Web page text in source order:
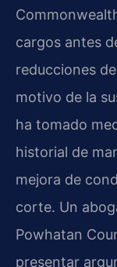
cargos antes
reducciones
motivo de la
ha tomado
historial de
mejora de
corte. Un
Powhatan
presentar